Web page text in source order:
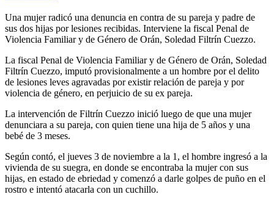
Una mujer radicó una denuncia en contra de su pareja y padre de
sus dos hijas por lesiones recibidas. Interviene la fiscal Penal de
Violencia Familiar y de Género de Orán, Soledad Filtrín Cuezzo.
La fiscal Penal de Violencia Familiar y de Género de Orán, Soledad
Filtrín Cuezzo, imputó provisionalmente a un hombre por el delito
de lesiones leves agravadas por existir relación de pareja y por
violencia de género, en perjuicio de su ex pareja.
La intervención de Filtrín Cuezzo inició luego de que una mujer
denunciara a su pareja, con quien tiene una hija de 5 años y una
bebé de 3 meses.
Según contó, el jueves 3 de noviembre a la 1, el hombre ingresó a la
vivienda de su suegra, en donde se encontraba la mujer con sus
hijas, en estado de ebriedad y comenzó a darle golpes de puño en el
rostro e intentó atacarla con un cuchillo.